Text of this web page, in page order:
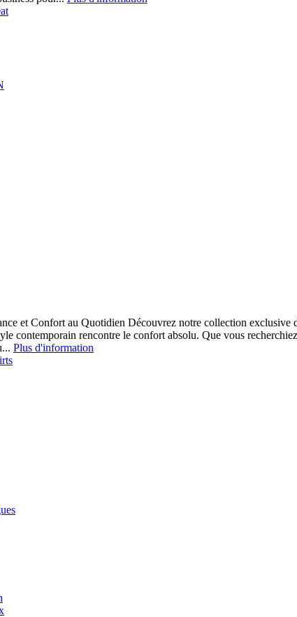
et Confort au Quotidien Découvrez notre collection exclusive
contemporain rencontre le confort absolu. Que vous recherchiez
Plus d'information